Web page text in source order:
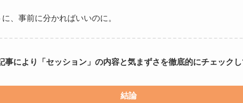
、事前に分かればいいのに。
事により「セッション」の内容と気まずさを徹底的にチェックし
結論